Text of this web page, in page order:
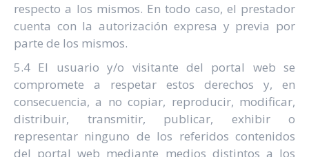
respecto a los mismos. En todo caso, el prestador
cuenta con la autorización expresa y previa por
parte de los mismos.
5.4 El usuario y/o visitante del portal web se
compromete a respetar estos derechos y, en
consecuencia, a no copiar, reproducir, modificar,
distribuir, transmitir, publicar, exhibir o
representar ninguno de los referidos contenidos
del portal web mediante medios distintos a los